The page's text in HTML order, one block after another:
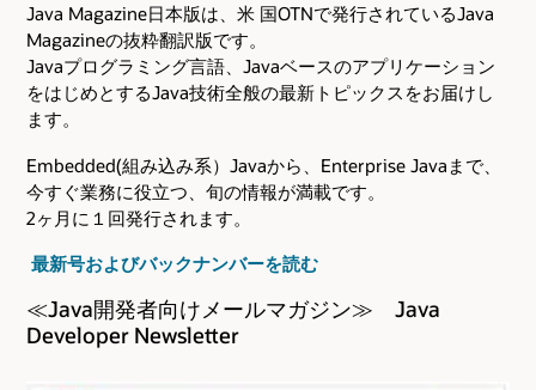
Java Magazine日本版は、米 国OTNで発行されているJava
Magazineの抜粋翻訳版です。
Javaプログラミング言語、Javaベースのアプリケーション
をはじめとするJava技術全般の最新トピックスをお届けし
ます。
Embedded(組み込み系）Javaから、Enterprise Javaまで、
今すぐ業務に役立つ、旬の情報が満載です。
2ヶ月に１回発行されます。
最新号およびバックナンバーを読む
≪Java開発者向けメールマガジン≫ Java
Developer Newsletter